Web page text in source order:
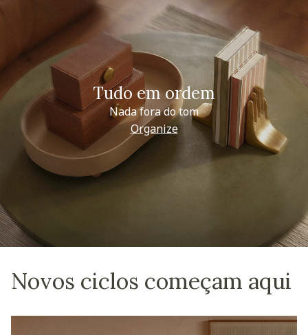
Tudo em ordem
Nada fora do tom
Organize
Novos ciclos começam aqui